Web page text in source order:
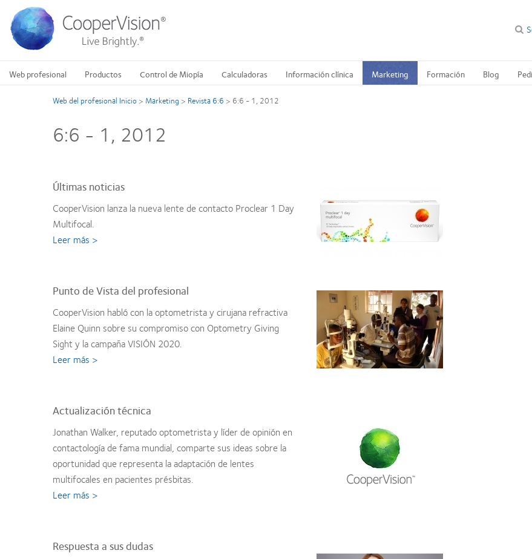
contenido
principal
Web profesional Productos Control de Miopía Calculadoras Información clínica Marketing Formación Blog
Web del profesional Inicio > Marketing > Revista 6:6 > 6:6 - 1, 2012
6:6 - 1, 2012
Últimas noticias
CooperVision lanza la nueva lente de contacto Proclear 1 Day
Multifocal.
Leer más >
Punto de Vista del profesional
CooperVision habló con la optometrista y cirujana refractiva
Elaine Quinn sobre su compromiso con Optometry Giving
Sight y la campaña VISIÓN 2020.
Leer más >
Actualización técnica
Jonathan Walker, reputado optometrista y líder de opinión en
contactología de fama mundial, comparte sus ideas sobre la
oportunidad que representa la adaptación de lentes
multifocales en pacientes présbitas.
Leer más >
Respuesta a sus dudas